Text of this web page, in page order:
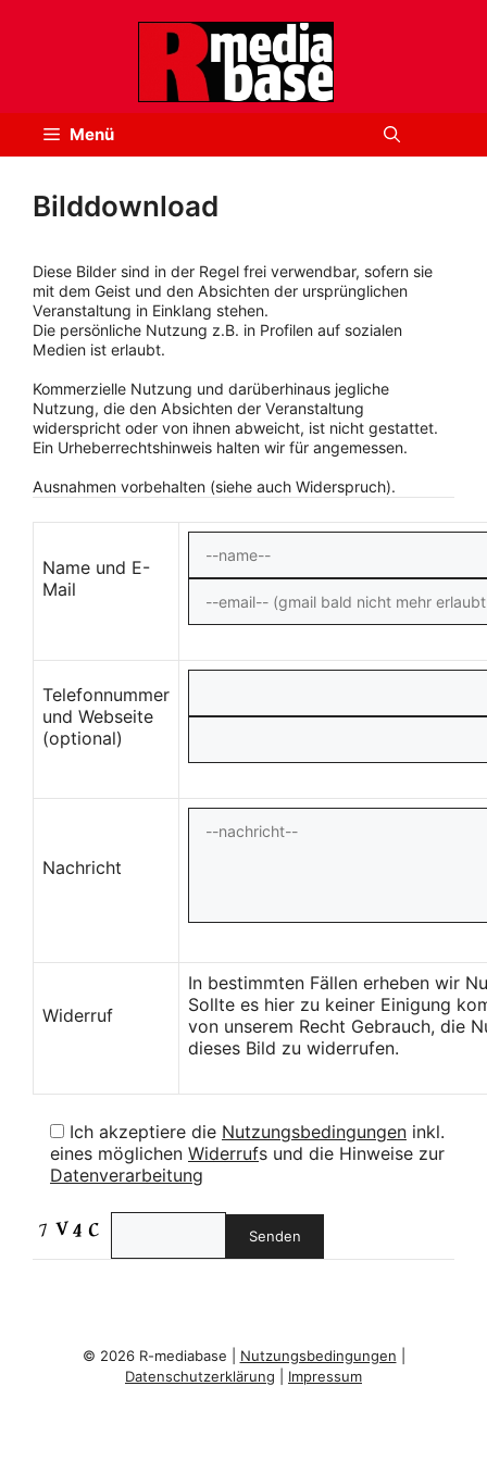
Menü
Bilddownload
Diese Bilder sind in der Regel frei verwendbar, sofern sie
mit dem Geist und den Absichten der ursprünglichen
Veranstaltung in Einklang stehen.
Die persönliche Nutzung z.B. in Profilen auf sozialen
Medien ist erlaubt.
Kommerzielle Nutzung und darüberhinaus jegliche
Nutzung, die den Absichten der Veranstaltung
widerspricht oder von ihnen abweicht, ist nicht gestattet.
Ein Urheberrechtshinweis halten wir für angemessen.
Ausnahmen vorbehalten (siehe auch Widerspruch).
Name und E-
Mail
Telefonnummer
und Webseite
(optional)
Nachricht
Widerruf
In bestimmten Fällen erheben wir
Sollte es hier zu keiner Einigung
von unserem Recht Gebrauch, die
dieses Bild zu widerrufen.
Ich akzeptiere die Nutzungsbedingungen inkl.
eines möglichen Widerrufs und die Hinweise zur
Datenverarbeitung
© 2026 R-mediabase | Nutzungsbedingungen
Datenschutzerklärung
Impressum